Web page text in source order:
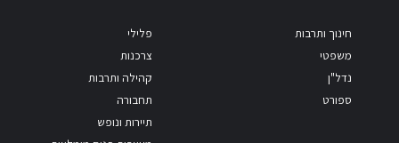
חינוך ותרבות
משפטי
נדל"ן
ספורט
פלילי
צרכנות
קהילה ותרבות
תחבורה
תיירות ונופש